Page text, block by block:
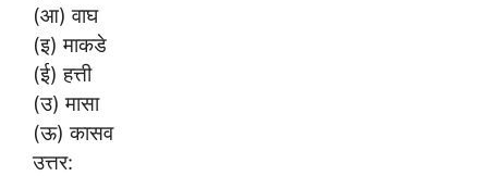
(आ) वाघ
(इ) माकडे
(ई) हत्ती
(उ) मासा
(ऊ) कासव
उत्तर: